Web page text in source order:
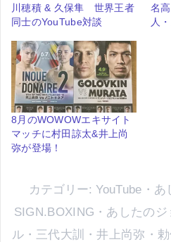
川穂積 & 久保隼 世界王者
同士のYouTube対談
名
人
8月のWOWOWエキサイト
マッチに村田諒太&井上尚
弥が登場！
カテゴリー: YouTube ・ あ
SIGN.BOXING ・ あしたのジ
ル ・ 三代大訓 ・井上尚弥 ・